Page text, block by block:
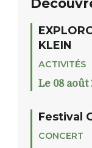
KLEIN
ACTIVITÉS
Le 08 août
Festival
CONCERT